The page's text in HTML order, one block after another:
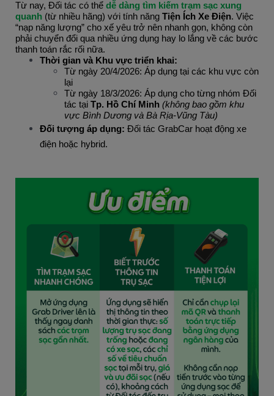
Từ nay, Đối tác có thể dễ dàng tìm kiếm trạm sạc xung
quanh (từ nhiều hãng) với tính năng Tiện Ích Xe Điện. Việc
“nạp năng lượng” cho xế yêu trở nên nhanh gọn, không còn
phải chuyển đổi qua nhiều ứng dụng hay lo lắng về các bước
thanh toán rắc rối nữa.
Thời gian và Khu vực triển khai:
Từ ngày 20/4/2026: Áp dụng tại các khu vực còn
lại
Từ ngày 18/3/2026: Áp dụng cho từng nhóm Đối
tác tại Tp. Hồ Chí Minh (không bao gồm khu
vực Bình Dương và Bà Rịa-Vũng Tàu)
Đối tượng áp dụng: Đối tác GrabCar hoạt động xe
điện hoặc hybrid.